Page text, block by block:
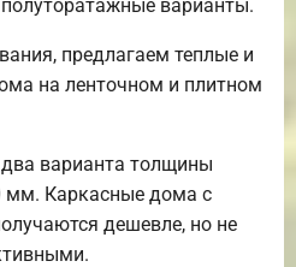
варианты.
предлагаем теплые и
на ленточном и плитном
варианта толщины
мм. Каркасные дома с
дешевле, но не